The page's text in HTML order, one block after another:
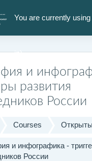
You are currently
in)
и
развития
России
Courses
и инфографика -
России